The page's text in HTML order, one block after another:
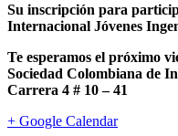
Su inscripción para
Internacional Jóvenes
Te esperamos el próximo
Sociedad Colombiana de
Carrera 4 # 10 – 41
+ Google Calendar